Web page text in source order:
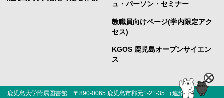
メ
ニ
ュ
ー
ュ・パーソン・セミナー
教職員向けページ(学内限定アク
セス)
KGOS 鹿児島オープンサイエン
ス
鹿児島大学附属図書館 〒890-0065 鹿児島市郡元1-21-35.（連絡先）